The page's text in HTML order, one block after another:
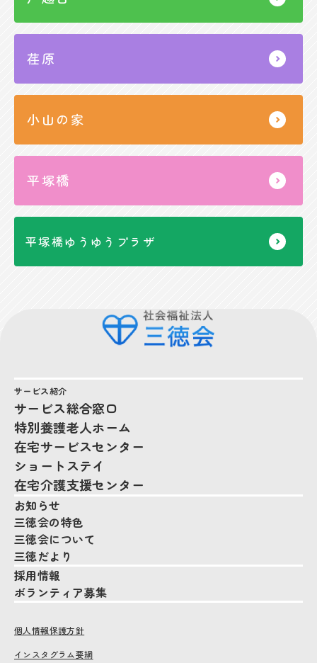
荏原
小山の家
平塚橋
平塚橋ゆうゆうプラザ
サービス紹介
サービス総合窓口
特別養護老人ホーム
在宅サービスセンター
ショートステイ
在宅介護支援センター
お知らせ
三徳会の特色
三徳会について
三徳だより
採用情報
ボランティア募集
個人情報保護方針
インスタグラム要綱